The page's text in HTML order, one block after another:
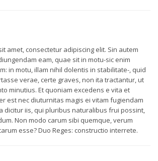
amet, consectetur adipiscing elit. Sin autem
eam, quae sit in motu-sic enim
in motu, illam nihil dolentis in stabilitate-, quid
verae, certe graves, non ita tractantur, ut
minutius. Et quoniam excedens e vita et
est nec diuturnitas magis ei vitam fugiendam
dicitur iis, qui pluribus naturalibus frui possint,
Non modo carum sibi quemque, verum
esse? Duo Reges: constructio interrete.